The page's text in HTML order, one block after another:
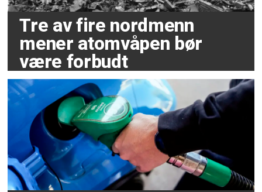
Tre av fire nordmenn
mener atomvåpen bør
være forbudt